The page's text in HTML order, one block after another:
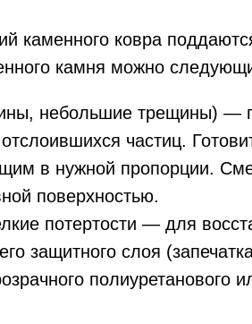
каменного ковра
камня можно
небольшие трещины) —
частиц.
в нужной пропорции.
поверхностью.
потертости — для
защитного слоя
полиуретанового